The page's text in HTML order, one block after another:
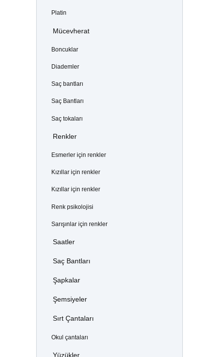
Platin
Mücevherat
Boncuklar
Diademler
Saç bantları
Saç Bantları
Saç tokaları
Renkler
Esmerler için renkler
Kızıllar için renkler
Kızıllar için renkler
Renk psikolojisi
Sarışınlar için renkler
Saatler
Saç Bantları
Şapkalar
Şemsiyeler
Sırt Çantaları
Okul çantaları
Yüzükler